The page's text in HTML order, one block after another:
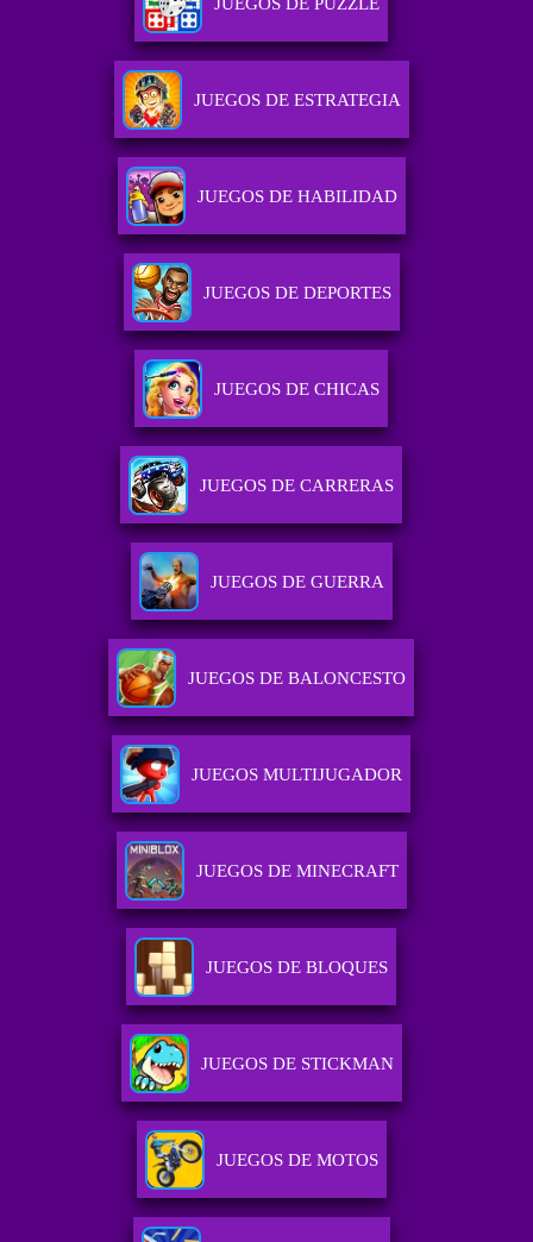
JUEGOS DE PUZZLE
JUEGOS DE ESTRATEGIA
JUEGOS DE HABILIDAD
JUEGOS DE DEPORTES
JUEGOS DE CHICAS
JUEGOS DE CARRERAS
JUEGOS DE GUERRA
JUEGOS DE BALONCESTO
JUEGOS MULTIJUGADOR
JUEGOS DE MINECRAFT
JUEGOS DE BLOQUES
JUEGOS DE STICKMAN
JUEGOS DE MOTOS